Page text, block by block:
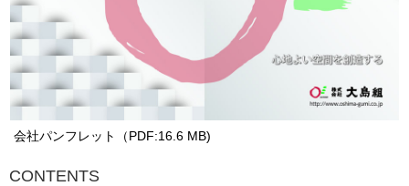
会社パンフレット（PDF:16.6 MB)
CONTENTS